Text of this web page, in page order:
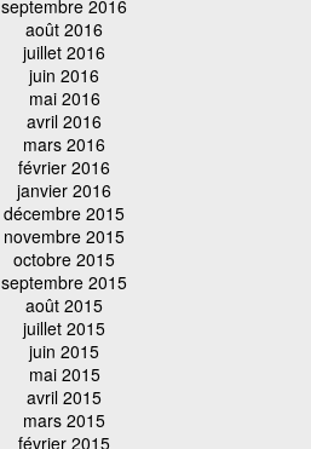
septembre 2016
août 2016
juillet 2016
juin 2016
mai 2016
avril 2016
mars 2016
février 2016
janvier 2016
décembre 2015
novembre 2015
octobre 2015
septembre 2015
août 2015
juillet 2015
juin 2015
mai 2015
avril 2015
mars 2015
février 2015